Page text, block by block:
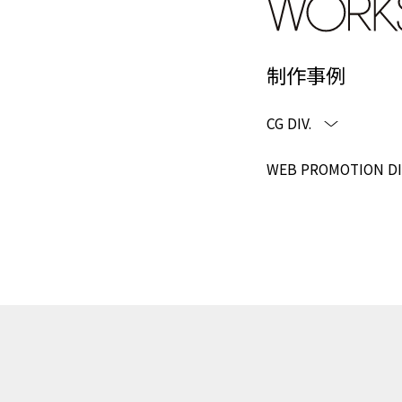
制作事例
CG DIV.
WEB PROMOTION